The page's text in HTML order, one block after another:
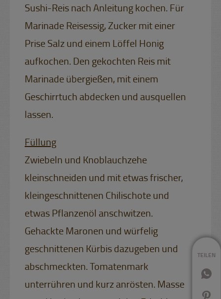
TEILEN
Sushi-Reis nach Anleitung kochen. Für
Marinade Reisessig, Zucker mit einer
Prise Salz und einem Löffel Honig
aufkochen. Den gekochten Reis mit
Marinade übergießen, mit einem
Geschirrtuch abdecken und ausquellen
lassen.
Füllung
Zwiebeln und Knoblauchzehe
kleinschneiden und mit etwas frischer,
kleingeschnittenen Chilischote und
etwas Pflanzenöl anschwitzen.
Gehackte Maronen und würfelig
geschnittenen Kürbis dazugeben und
abschmeckten. Tomatenmark
unterrühren und kurz anrösten. Masse